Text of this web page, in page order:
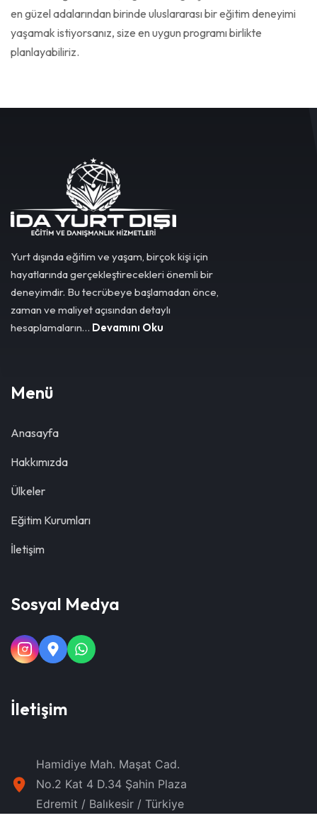
en güzel adalarından birinde uluslararası bir eğitim deneyimi
yaşamak istiyorsanız, size en uygun programı birlikte
planlayabiliriz.
Yurt dışında eğitim ve yaşam, birçok kişi için
hayatlarında gerçekleştirecekleri önemli bir
deneyimdir. Bu tecrübeye başlamadan önce,
zaman ve maliyet açısından detaylı
hesaplamaların… Devamını Oku
Menü
Anasayfa
Hakkımızda
Ülkeler
Eğitim Kurumları
İletişim
Sosyal Medya
İletişim
Hamidiye Mah. Maşat Cad.
No.2 Kat 4 D.34 Şahin Plaza
Edremit / Balıkesir / Türkiye